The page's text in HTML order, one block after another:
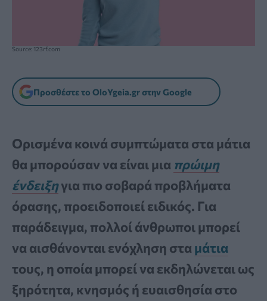
Source: 123rf.com
Προσθέστε το OloYgeia.gr στην Google
Ορισμένα κοινά συμπτώματα στα μάτια
θα μπορούσαν να είναι μια πρώιμη
ένδειξηγια πιο σοβαρά προβλήματα
όρασης, προειδοποιεί ειδικός. Για
παράδειγμα, πολλοί άνθρωποι μπορεί
να αισθάνονται ενόχληση στα μάτια
τους, η οποία μπορεί να εκδηλώνεται ως
ξηρότητα, κνησμός ή ευαισθησία στο